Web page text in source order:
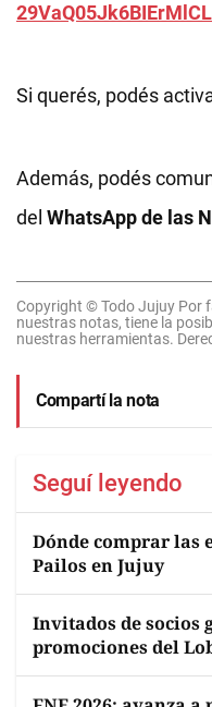
Si querés, podés
Además, podés
del WhatsApp de las
Copyright © Todo Jujuy Por
nuestras notas, tiene la
nuestras herramientas.
Compartí la nota
Seguí leyendo
Dónde comprar las
Pailos en Jujuy
Invitados de socios
promociones del